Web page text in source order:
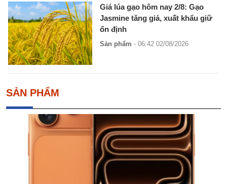
Giá lúa gạo hôm nay 2/8: Gạo
Jasmine tăng giá, xuất khẩu giữ
ổn định
Sản phẩm - 06:42 02/08/2026
SẢN PHẨM